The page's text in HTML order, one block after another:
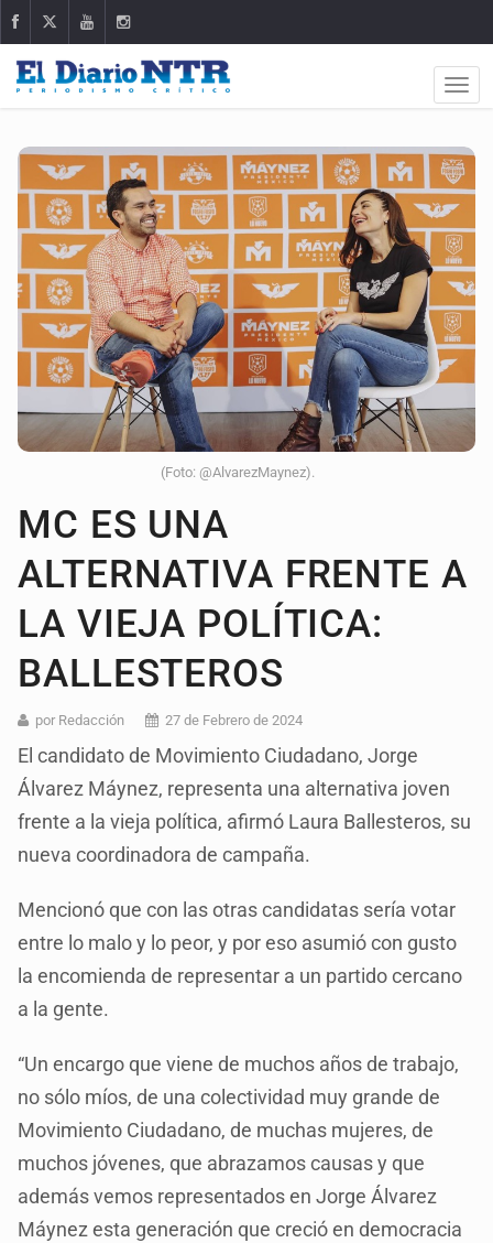
(Foto: @AlvarezMaynez).
MC ES UNA
ALTERNATIVA FRENTE A
LA VIEJA POLÍTICA:
BALLESTEROS
por Redacción 27 de Febrero de 2024
El candidato de Movimiento Ciudadano, Jorge
Álvarez Máynez, representa una alternativa joven
frente a la vieja política, afirmó Laura Ballesteros, su
nueva coordinadora de campaña.
Mencionó que con las otras candidatas sería votar
entre lo malo y lo peor, y por eso asumió con gusto
la encomienda de representar a un partido cercano
a la gente.
“Un encargo que viene de muchos años de trabajo,
no sólo míos, de una colectividad muy grande de
Movimiento Ciudadano, de muchas mujeres, de
muchos jóvenes, que abrazamos causas y que
además vemos representados en Jorge Álvarez
Máynez esta generación que creció en democracia